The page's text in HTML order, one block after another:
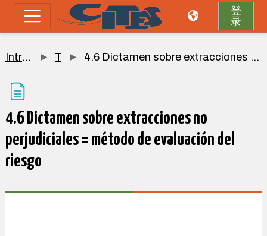
跳到主要内容
停靠面板
登
录
Introducción Topic 4 4.6 Dictamen sobre extracciones no perjudiciales = método de evaluación del riesgo
4.6 Dictamen sobre extracciones no
perjudiciales = método de evaluación del
riesgo